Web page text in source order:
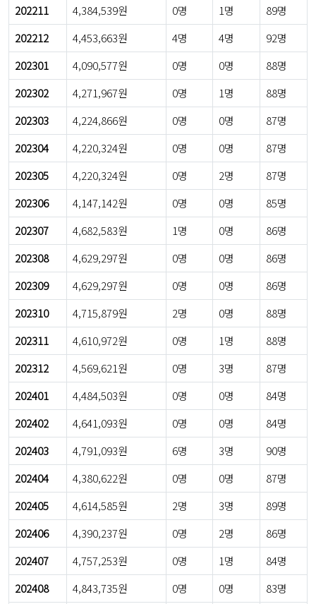
202211 4,384,539원 0명 1명
89명
202212
4,453,663원 4명 4명
92명
202301
4,090,577원 0명 0명
88명
202302
4,271,967원 0명 1명
88명
202303
4,224,866원 0명 0명
87명
202304
4,220,324원 0명 0명
87명
202305
4,220,324원 0명 2명
87명
202306
4,147,142원 0명 0명
85명
202307
4,682,583원 1명 0명
86명
202308
4,629,297원 0명 0명
86명
202309
4,629,297원 0명 0명
86명
202310
4,715,879원 2명 0명
88명
202311
4,610,972원 0명 1명
88명
202312
4,569,621원 0명 3명
87명
202401
4,484,503원 0명 0명
84명
202402
4,641,093원 0명 0명
84명
202403
4,791,093원 6명 3명
90명
202404
4,380,622원 0명 0명
87명
202405
4,614,585원 2명 3명
89명
202406
4,390,237원 0명 2명
86명
202407
4,757,253원 0명 1명
84명
202408
4,843,735원 0명 0명
83명